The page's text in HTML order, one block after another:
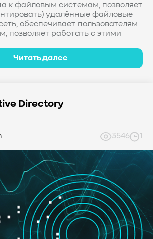
к файловым системам, позволяет
удалённые файловые
обеспечивает пользователям
позволяет работать с этими
Читать далее
Directory
3546 1